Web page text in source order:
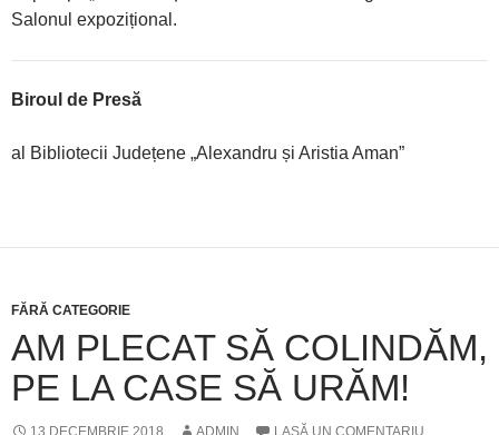
Salonul expozițional.
Biroul de Presă
al Bibliotecii Județene „Alexandru și Aristia Aman”
FĂRĂ CATEGORIE
AM PLECAT SĂ COLINDĂM,
PE LA CASE SĂ URĂM!